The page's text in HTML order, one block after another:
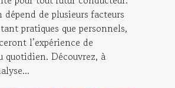
dépend de plusieurs facteurs
pratiques que personnels,
l’expérience de
quotidien. Découvrez, à